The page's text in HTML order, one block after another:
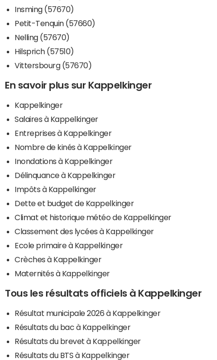
Insming (57670)
Petit-Tenquin (57660)
Nelling (57670)
Hilsprich (57510)
Vittersbourg (57670)
En savoir plus sur Kappelkinger
Kappelkinger
Salaires à Kappelkinger
Entreprises à Kappelkinger
Nombre de kinés à Kappelkinger
Inondations à Kappelkinger
Délinquance à Kappelkinger
Impôts à Kappelkinger
Dette et budget de Kappelkinger
Climat et historique météo de Kappelkinger
Classement des lycées à Kappelkinger
Ecole primaire à Kappelkinger
Crèches à Kappelkinger
Maternités à Kappelkinger
Tous les résultats officiels à Kappelkinger
Résultat municipale 2026 à Kappelkinger
Résultats du bac à Kappelkinger
Résultats du brevet à Kappelkinger
Résultats du BTS à Kappelkinger